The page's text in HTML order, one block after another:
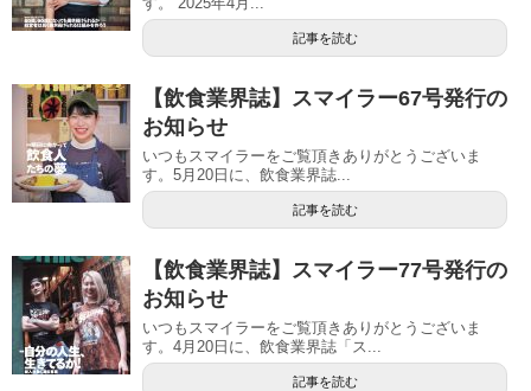
記事を読む
【飲食業界誌】スマイラー67号発行の
お知らせ
いつもスマイラーをご覧頂きありがとうございま
す。5月20日に、飲食業界誌...
記事を読む
【飲食業界誌】スマイラー77号発行の
お知らせ
いつもスマイラーをご覧頂きありがとうございま
す。4月20日に、飲食業界誌「ス...
記事を読む